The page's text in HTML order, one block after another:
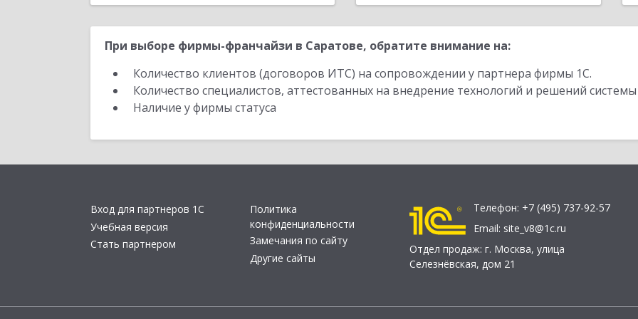
При выборе фирмы-франчайзи в Саратове, обратите внимание на:
Количество клиентов (договоров ИТС) на сопровождении у партнера фирмы 1С.
Количество специалистов, аттестованных на внедрение технологий и решений
Наличие у фирмы статуса
Вход для партнеров 1С
Учебная версия
Стать партнером
Политика
конфиденциальности
Замечания по сайту
Другие сайты
Телефон: +7 (495) 737-92-57
Email: site_v8@1c.ru
Отдел продаж: г. Москва, улица
Селезнёвская, дом 21